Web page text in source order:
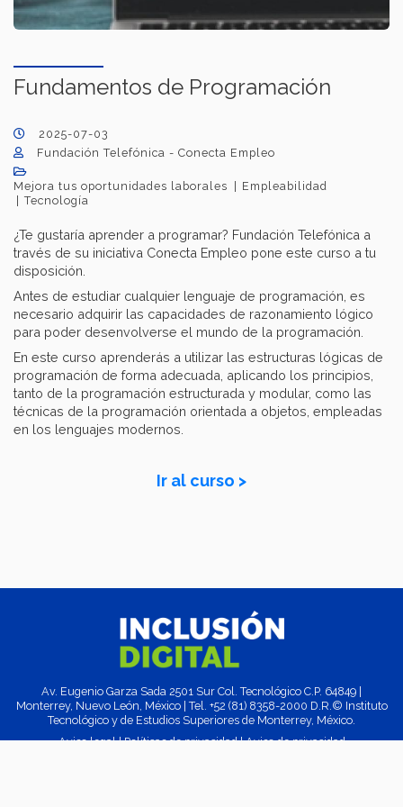
Fundamentos de Programación
2025-07-03
Fundación Telefónica - Conecta Empleo
Mejora tus oportunidades laborales
Empleabilidad
Tecnología
¿Te gustaría aprender a programar? Fundación Telefónica a
través de su iniciativa Conecta Empleo pone este curso a tu
disposición.
Antes de estudiar cualquier lenguaje de programación, es
necesario adquirir las capacidades de razonamiento lógico
para poder desenvolverse el mundo de la programación.
En este curso aprenderás a utilizar las estructuras lógicas de
programación de forma adecuada, aplicando los principios,
tanto de la programación estructurada y modular, como las
técnicas de la programación orientada a objetos, empleadas
en los lenguajes modernos.
Ir al curso >
Av. Eugenio Garza Sada 2501 Sur Col. Tecnológico C.P. 64849 |
Monterrey, Nuevo León, México | Tel. +52 (81) 8358-2000 D.R.© Instituto
Tecnológico y de Estudios Superiores de Monterrey, México.
Aviso legal|Políticas de privacidad|Aviso de privacidad